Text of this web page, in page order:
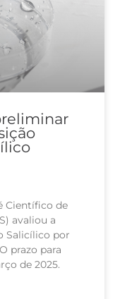
Científico de
avaliou a
Salicílico por
prazo para
de 2025.